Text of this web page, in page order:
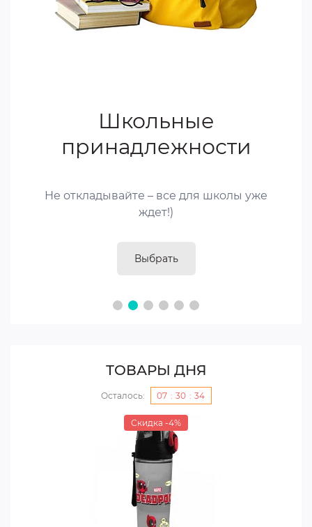
школяра»!
Покупайте товары для первоклассников
нашем магазине. Оформление – быстро,
удобно, официально.
Перейти к покупкам
ТОВАРЫ ДНЯ
Осталось: 07 : 30 : 33
Скидка -6%